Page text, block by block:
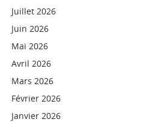
Juillet 2026
Juin 2026
Mai 2026
Avril 2026
Mars 2026
Février 2026
Janvier 2026